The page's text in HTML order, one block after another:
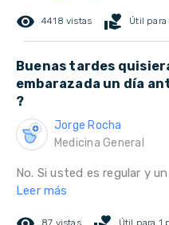
remove_red_eye 4418 vistas volunteer_activism Útil para
Buenas tardes
embarazada un día
?
Jorge Rocha
Medicina General
No. Si usted es regular y
Leer más